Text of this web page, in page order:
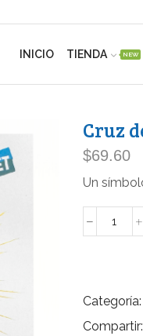
INICIO TIENDA NEW
Cruz
$69.60
Un
Categoría:
Compartir: